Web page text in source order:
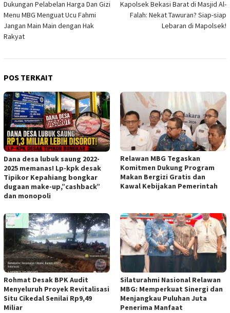
pos
Dukungan Pelabelan Harga Dan Gizi
Menu MBG Menguat Ucu Fahmi
Jangan Main Main dengan Hak
Rakyat
Kapolsek Bekasi Barat di Masjid Al-
Falah: Nekat Tawuran? Siap-siap
Lebaran di Mapolsek!
POS TERKAIT
Dana desa lubuk saung 2022-
2025 memanas! Lp-kpk desak
Tipikor Kepahiang bongkar
dugaan make-up,”cashback”
dan monopoli
Relawan MBG Tegaskan
Komitmen Dukung Program
Makan Bergizi Gratis dan
Kawal Kebijakan Pemerintah
Rohmat Desak BPK Audit
Menyeluruh Proyek Revitalisasi
Situ Cikedal Senilai Rp9,49
Miliar
Silaturahmi Nasional Relawan
MBG: Memperkuat Sinergi dan
Menjangkau Puluhan Juta
Penerima Manfaat